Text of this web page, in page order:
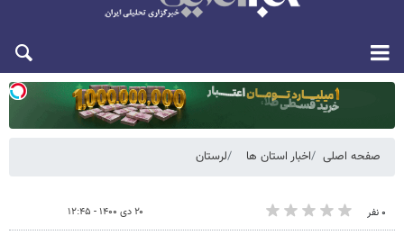
صفحه اصلی اخبار استان ها لرستان
۰ نفر ۲۰ دی ۱۴۰۰ - ۱۲:۴۵